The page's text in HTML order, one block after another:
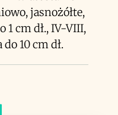
jasnożółte,
1 cm dł., IV-VIII,
10 cm dł.